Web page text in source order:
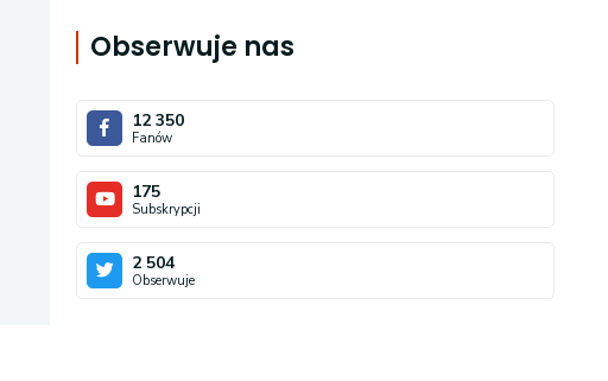
Obserwuje nas
12 350
Fanów
175
Subskrypcji
2 504
Obserwuje